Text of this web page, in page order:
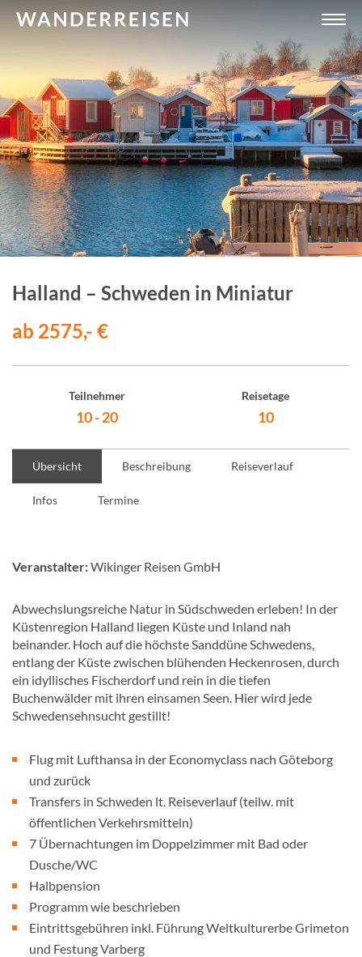
Halland – Schweden in Miniatur
ab 2575,- €
Teilnehmer
10 - 20
Reisetage
10
Übersicht Beschreibung Reiseverlauf
Infos Termine
Veranstalter:Wikinger Reisen GmbH
Abwechslungsreiche Natur in Südschweden erleben! In der
Küstenregion Halland liegen Küste und Inland nah
beinander. Hoch auf die höchste Sanddüne Schwedens,
entlang der Küste zwischen blühenden Heckenrosen, durch
ein idyllisches Fischerdorf und rein in die tiefen
Buchenwälder mit ihren einsamen Seen. Hier wird jede
Schwedensehnsucht gestillt!
Flug mit Lufthansa in der Economyclass nach Göteborg
und zurück
Transfers in Schweden lt. Reiseverlauf (teilw. mit
öffentlichen Verkehrsmitteln)
7 Übernachtungen im Doppelzimmer mit Bad oder
Dusche/WC
Halbpension
Programm wie beschrieben
Eintrittsgebühren inkl. Führung Weltkulturerbe Grimeton
und Festung Varberg